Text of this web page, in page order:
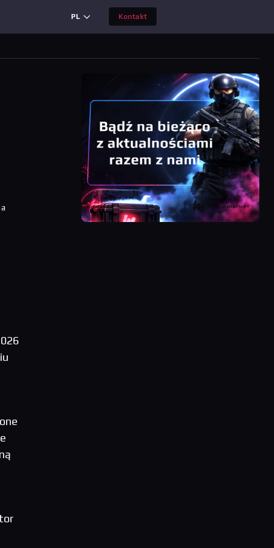
PL Kontakt